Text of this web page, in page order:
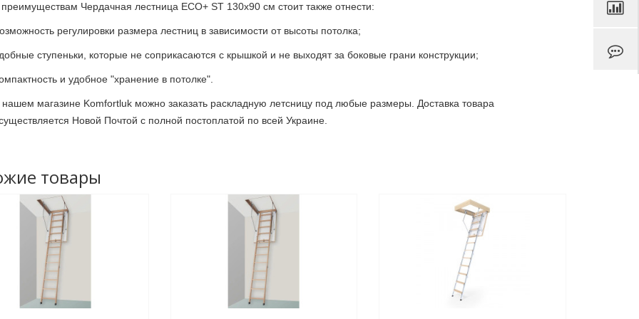
преимуществам Чердачная лестница ECO+ ST 130x90 см стоит также отнести:
регулировки размера лестниц в зависимости от высоты потолка;
ступеньки, которые не соприкасаются с крышкой и не выходят за боковые грани конструкции;
и удобное "хранение в потолке".
нашем магазине Komfortluk можно заказать раскладную летсницу под любые размеры. Доставка товара
Новой Почтой с полной постоплатой по всей Украине.
товары